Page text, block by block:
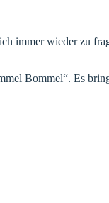
immer wieder zu
Bommel“. Es